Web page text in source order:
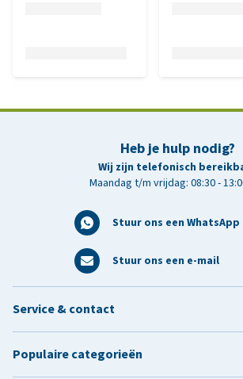
Heb je hulp nodig?
Wij zijn telefonisch
Maandag t/m vrijdag: 08:30 -
Stuur ons een
Stuur ons een e-mail
Service & contact
Populaire categorieën